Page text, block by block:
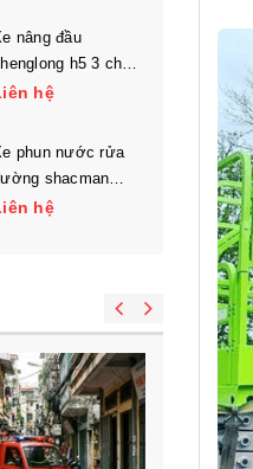
nâng đầu
h5 3 chân
máy công trình
hệ
phun nước rửa
shacman
3 chân
hệ